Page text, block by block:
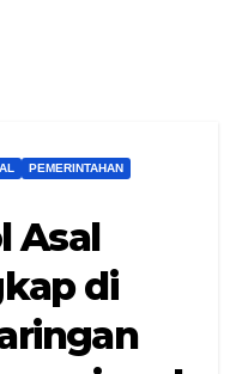
PEMERINTAHAN
Asal
di